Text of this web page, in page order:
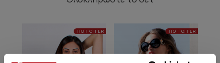
HOT OFFER HOT OFFER